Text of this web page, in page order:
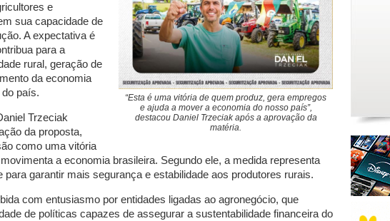
“Esta é uma vitória de quem produz, gera empregos
e ajuda a mover a economia do nosso país”,
destacou Daniel Trzeciak após a aprovação da
matéria.
e
sua capacidade de
A expectativa é
para a
rural, geração de
da economia
país.
Trzeciak
da proposta,
como uma vitória
a economia brasileira. Segundo ele, a medida representa
para garantir mais segurança e estabilidade aos produtores rurais.
com entusiasmo por entidades ligadas ao agronegócio, que
de políticas capazes de assegurar a sustentabilidade financeira do